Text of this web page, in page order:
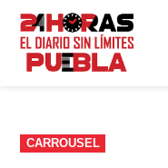
Saltar
contenido
PUBLICADO
EN
CARROUSEL